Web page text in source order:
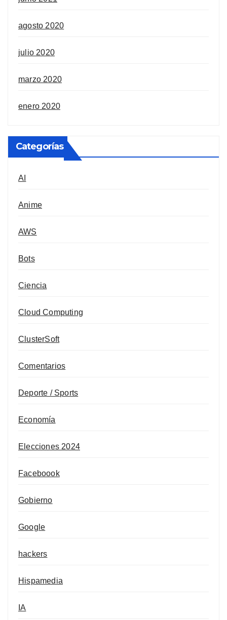
agosto 2020
julio 2020
marzo 2020
enero 2020
Categorías
AI
Anime
AWS
Bots
Ciencia
Cloud Computing
ClusterSoft
Comentarios
Deporte / Sports
Economía
Elecciones 2024
Faceboook
Gobierno
Google
hackers
Hispamedia
IA